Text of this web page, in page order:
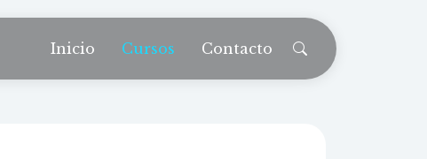
Inicio Cursos Contacto